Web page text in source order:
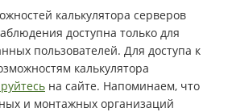
калькулятора серверов
доступна только для
пользователей. Для доступа к
калькулятора
на сайте. Напоминаем, что
и монтажных организаций